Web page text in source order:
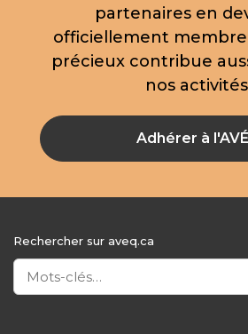
partenaires en
officiellement
précieux contribue
nos
Adhérer à
Rechercher sur aveq.ca